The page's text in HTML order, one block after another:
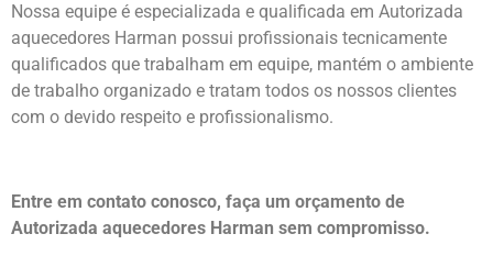
Nossa equipe é especializada e qualificada em Autorizada
aquecedores Harman possui profissionais tecnicamente
qualificados que trabalham em equipe, mantém o ambiente
de trabalho organizado e tratam todos os nossos clientes
com o devido respeito e profissionalismo.
Entre em contato conosco, faça um orçamento de
Autorizada aquecedores Harman sem compromisso.